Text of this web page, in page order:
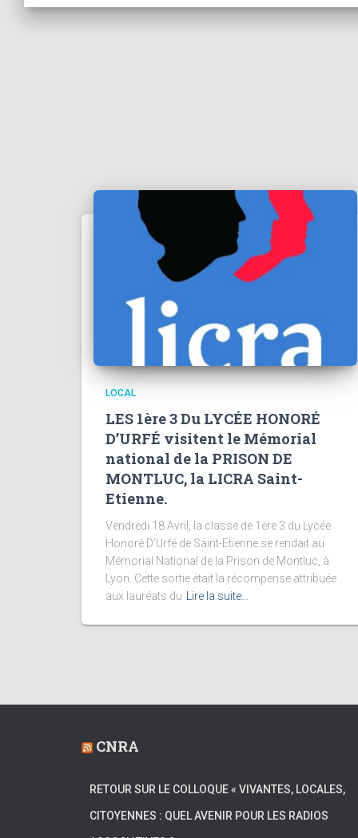
LOCAL
LES 1ère 3 Du LYCÉE HONORÉ
D’URFÉ visitent le Mémorial
national de la PRISON DE
MONTLUC, la LICRA Saint-
Etienne.
Vendredi 18 Avril, la classe de 1ère 3 du Lycée
Honoré D’Urfé de Saint-Etienne se rendait au
Mémorial National de la Prison de Montluc, à
Lyon. Cette sortie était la récompense attribuée
aux lauréats du
Lire la suite…
CNRA
RETOUR SUR LE COLLOQUE « VIVANTES, LOCALES,
CITOYENNES : QUEL AVENIR POUR LES RADIOS